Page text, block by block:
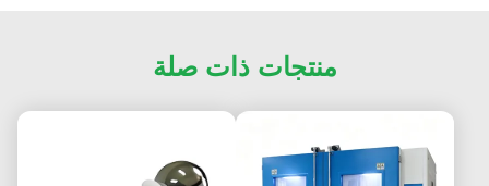
منتجات ذات صلة